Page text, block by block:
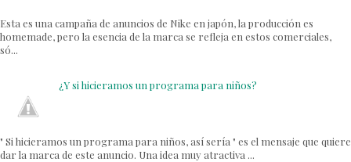
Esta es una campaña de anuncios de Nike en japón, la producción es
homemade, pero la esencia de la marca se refleja en estos comerciales,
só...
¿Y si hicieramos un programa para niños?
" Si hicieramos un programa para niños, así sería " es el mensaje que quiere
dar la marca de este anuncio. Una idea muy atractiva ...